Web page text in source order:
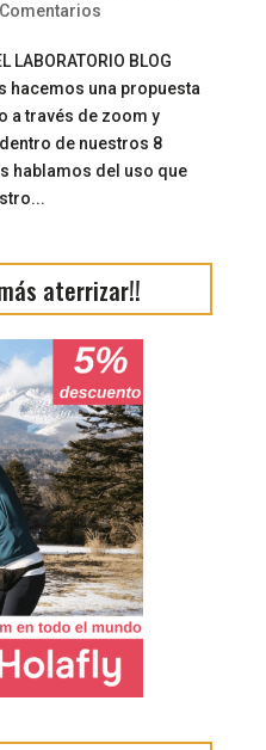
LABORATORIO BLOG
hacemos una propuesta
a través de zoom y
de nuestros 8
hablamos del uso que
aterrizar!!